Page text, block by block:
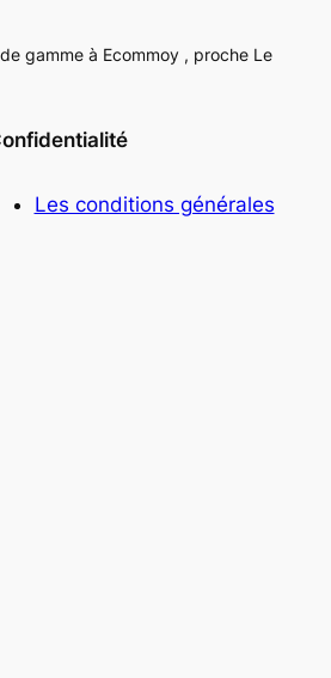
gamme à Ecommoy , proche Le
Les conditions générales